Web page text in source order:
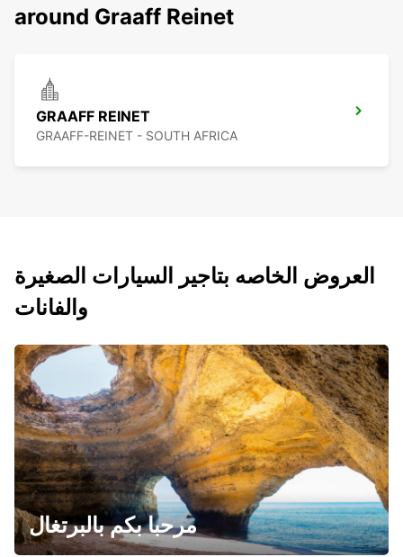
around Graaff Reinet
GRAAFF REINET
GRAAFF-REINET - SOUTH AFRICA
العروض الخاصه بتاجير السيارات الصغيرة
والفانات
مرحبا بكم بالبرتغال